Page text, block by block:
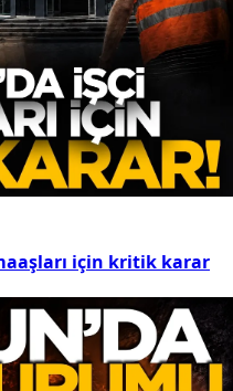
için kritik karar